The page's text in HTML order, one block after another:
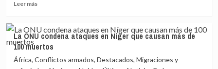
programa
México
Leer másLeer
HRW
pide
terminar
ya
el
La ONU condena ataques en Níger que causan más de
100 muertos
África, Conflictos armados, Destacados, Migraciones y